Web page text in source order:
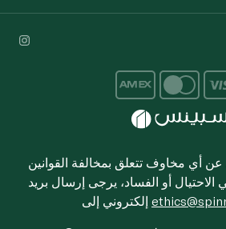
أي مخاوف تتعلق بمخالفة القوانين
الاحتيال أو الفساد، يرجى إرسال بريد